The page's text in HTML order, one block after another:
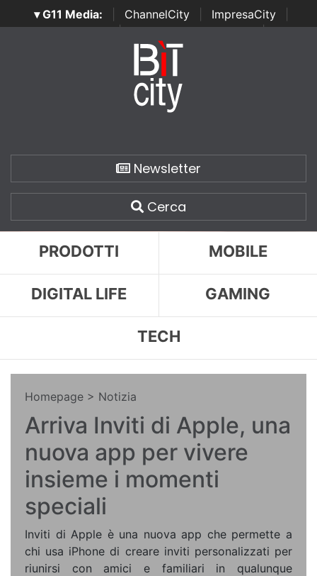
▾ G11 Media: ChannelCity ImpresaCity
SecurityOpenLab | Italian Channel Awards | Italian
Italian Security Awards
Newsletter
Cerca
PRODOTTI MOBILE
DIGITAL LIFE GAMING
TECH
Homepage > Notizia
Arriva Inviti di Apple, una
nuova app per vivere
insieme i momenti
speciali
Inviti di Apple è una nuova app che permette a
chi usa iPhone di creare inviti personalizzati per
riunirsi con amici e familiari in qualunque